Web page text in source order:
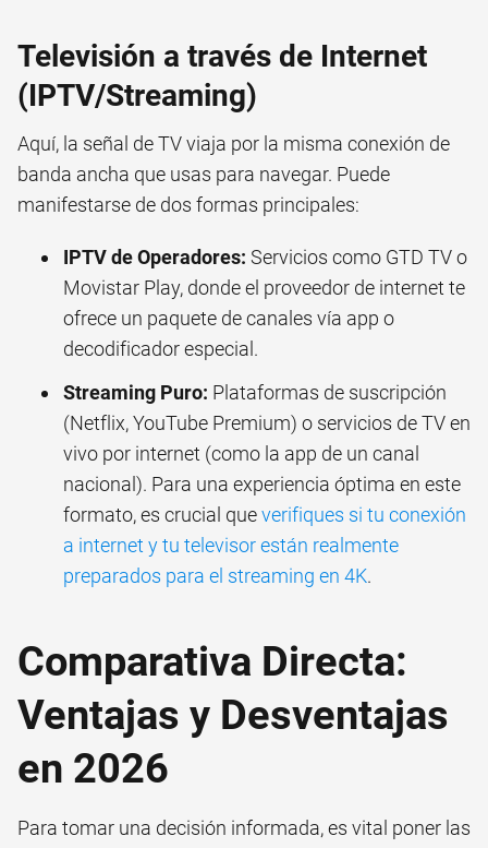
Televisión a través de Internet
(IPTV/Streaming)
Aquí, la señal de TV viaja por la misma conexión de
banda ancha que usas para navegar. Puede
manifestarse de dos formas principales:
IPTV de Operadores: Servicios como GTD TV o
Movistar Play, donde el proveedor de internet te
ofrece un paquete de canales vía app o
decodificador especial.
Streaming Puro: Plataformas de suscripción
(Netflix, YouTube Premium) o servicios de TV en
vivo por internet (como la app de un canal
nacional). Para una experiencia óptima en este
formato, es crucial queverifiques si tu conexión
a internet y tu televisor están realmente
preparados para el streaming en 4K.
Comparativa Directa:
Ventajas y Desventajas
en 2026
Para tomar una decisión informada, es vital poner las